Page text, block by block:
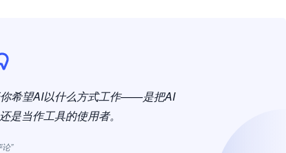
希望AI以什么方式工作——是把AI
是当作工具的使用者。
”